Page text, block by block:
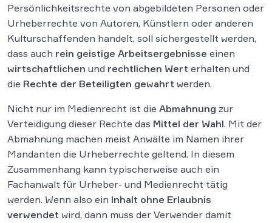
Persönlichkeitsrechte von abgebildeten Personen oder
Urheberrechte von Autoren, Künstlern oder anderen
Kulturschaffenden handelt, soll sichergestellt werden,
dass auch rein geistige Arbeitsergebnisse einen
wirtschaftlichen und rechtlichen Wert erhalten und
die Rechte der Beteiligten gewahrt werden.
Nicht nur im Medienrecht ist die Abmahnung zur
Verteidigung dieser Rechte das Mittel der Wahl. Mit der
Abmahnung machen meist Anwälte im Namen ihrer
Mandanten die Urheberrechte geltend. In diesem
Zusammenhang kann typischerweise auch ein
Fachanwalt für Urheber- und Medienrecht tätig
werden. Wenn also ein Inhalt ohne Erlaubnis
verwendet wird, dann muss der Verwender damit